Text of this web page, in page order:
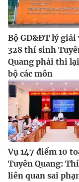
Bộ GD&ĐT lý giải
328 thí sinh
Quang phải thi
bộ các môn
Vụ 147 điểm 10
Tuyên Quang:
liên quan sai